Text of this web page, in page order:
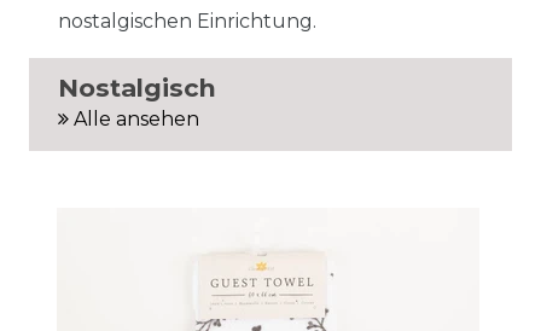
nostalgischen Einrichtung.
Nostalgisch
Alle ansehen